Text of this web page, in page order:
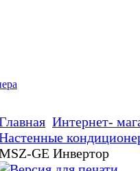
Интернет-
GE Инвертор